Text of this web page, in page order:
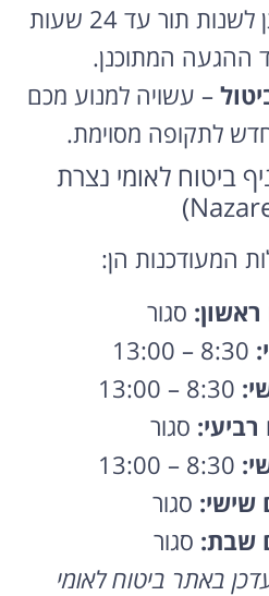
– ניתן לשנות תור עד 24 שעות
ההגעה המתוכנן.
– עשויה למנוע מכם
לתקופה מסוימת.
ביטוח לאומי נצרת
המעודכנות הן:
ראשון: סגור
רביעי: סגור
שישי: סגור
שבת: סגור
באתר ביטוח לאומי